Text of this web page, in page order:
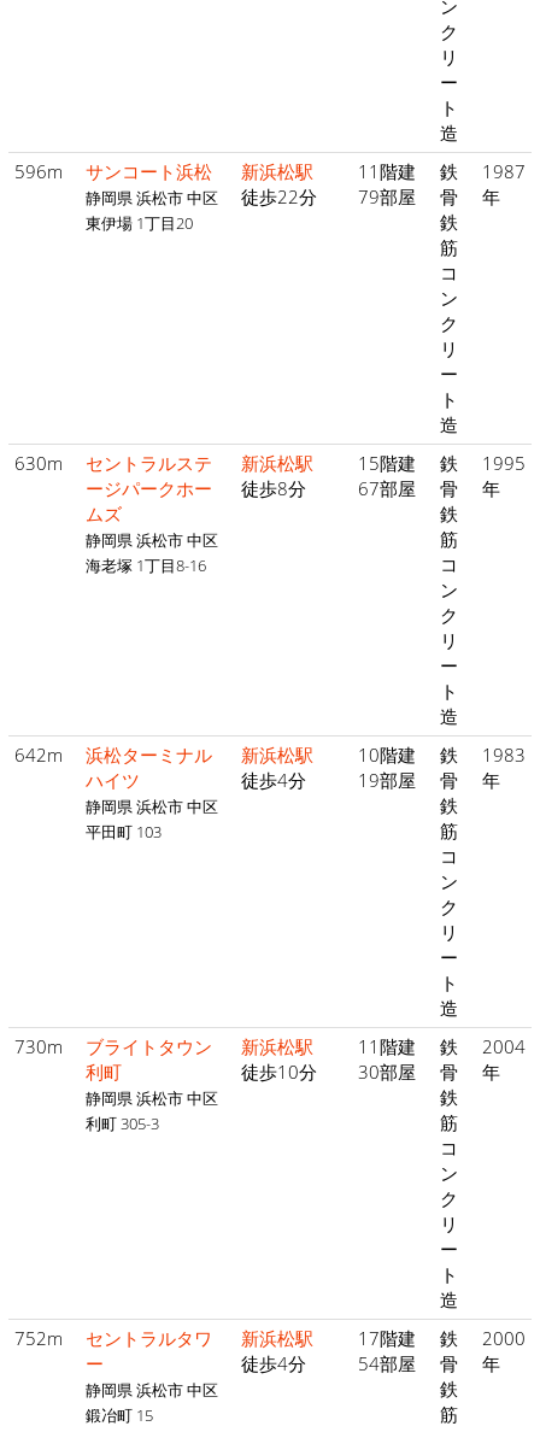
ン
ク
リ
ー
ト
造
596m
サンコート浜松
静岡県 浜松市 中区
東伊場 1丁目20
新浜松駅
徒歩22分
11階建
79部屋
鉄
骨
鉄
筋
コ
ン
ク
リ
ー
ト
造
1987
年
630m
セントラルステ
ージパークホー
ムズ
静岡県 浜松市 中区
海老塚 1丁目8-16
新浜松駅
徒歩8分
15階建
67部屋
鉄
骨
鉄
筋
コ
ン
ク
リ
ー
ト
造
1995
年
642m
浜松ターミナル
ハイツ
静岡県 浜松市 中区
平田町 103
新浜松駅
徒歩4分
10階建
19部屋
鉄
骨
鉄
筋
コ
ン
ク
リ
ー
ト
造
1983
年
730m
ブライトタウン
利町
静岡県 浜松市 中区
利町 305-3
新浜松駅
徒歩10分
11階建
30部屋
鉄
骨
鉄
筋
コ
ン
ク
リ
ー
ト
造
2004
年
752m
セントラルタワ
ー
静岡県 浜松市 中区
鍛冶町 15
新浜松駅
徒歩4分
17階建
54部屋
鉄
骨
鉄
筋
2000
年